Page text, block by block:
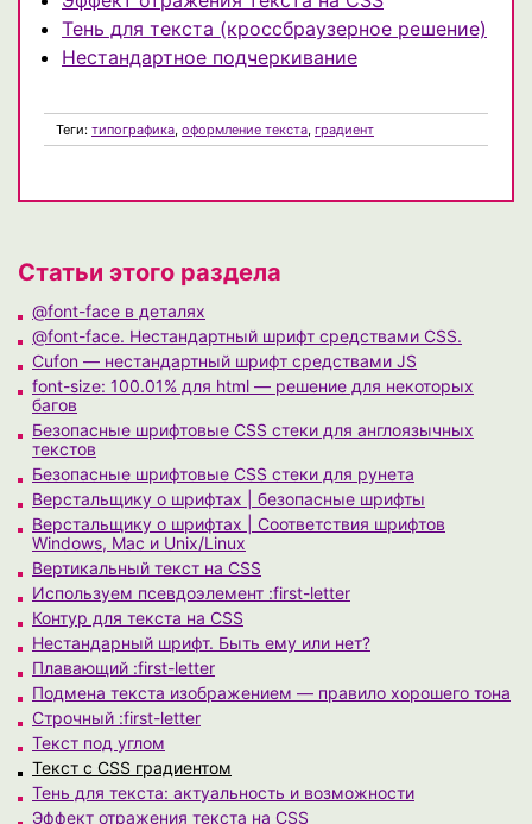
Тень для текста (кроссбраузерное решение)
Нестандартное подчеркивание
Теги: типографика, оформление текста, градиент
Статьи этого раздела
@font-face в деталях
@font-face. Нестандартный шрифт средствами CSS.
Cufon — нестандартный шрифт средствами JS
font-size: 100.01% для html — решение для некоторых
багов
Безопасные шрифтовые CSS стеки для англоязычных
текстов
Безопасные шрифтовые CSS стеки для рунета
Верстальщику о шрифтах | безопасные шрифты
Верстальщику о шрифтах | Соответствия шрифтов
Windows, Mac и Unix/Linux
Вертикальный текст на CSS
Используем псевдоэлемент :first-letter
Контур для текста на CSS
Нестандарный шрифт. Быть ему или нет?
Плавающий :first-letter
Подмена текста изображением — правило хорошего тона
Строчный :first-letter
Текст под углом
Текст с CSS градиентом
Тень для текста: актуальность и возможности
Эффект отражения текста на CSS